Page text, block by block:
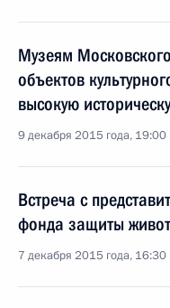
Музеям
объектов
высокую
9 декабря 2015 года, 19:00
Встреча с
фонда защиты
7 декабря 2015 года, 16:30